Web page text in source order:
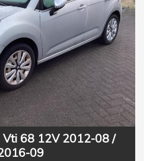
Vti 68 12V 2012-08 /
09